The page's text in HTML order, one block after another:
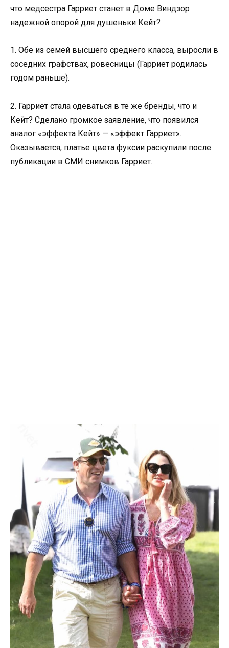
что медсестра Гарриет станет в Доме Виндзор
надежной опорой для душеньки Кейт?
1. Обе из семей высшего среднего класса, выросли в
соседних графствах, ровесницы (Гарриет родилась
годом раньше).
2. Гарриет стала одеваться в те же бренды, что и
Кейт? Сделано громкое заявление, что появился
аналог «эффекта Кейт» — «эффект Гарриет».
Оказывается, платье цвета фуксии раскупили после
публикации в СМИ снимков Гарриет.